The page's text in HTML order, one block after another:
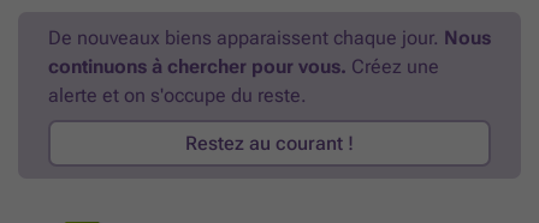
l'adoucisseur d'eau). Informations et visites : ### - ### - ###En
savoir plus ?
De nouveaux biens apparaissent chaque jour. Nous
continuons à chercher pour vous. Créez une
alerte et on s'occupe du reste.
Restez au courant !